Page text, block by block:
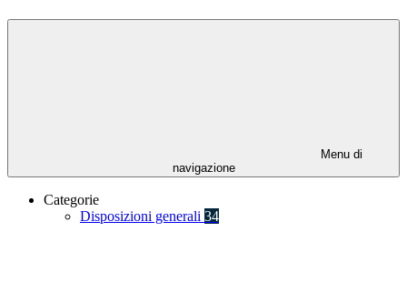
Menu di
navigazione
Categorie
Disposizioni generali 34